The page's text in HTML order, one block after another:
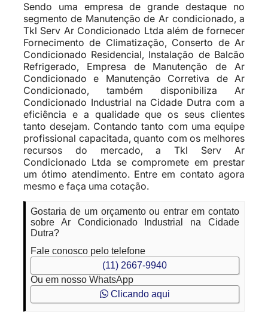
Sendo uma empresa de grande destaque no
segmento de Manutenção de Ar condicionado, a
Tkl Serv Ar Condicionado Ltda além de fornecer
Fornecimento de Climatização, Conserto de Ar
Condicionado Residencial, Instalação de Balcão
Refrigerado, Empresa de Manutenção de Ar
Condicionado e Manutenção Corretiva de Ar
Condicionado, também disponibiliza Ar
Condicionado Industrial na Cidade Dutra com a
eficiência e a qualidade que os seus clientes
tanto desejam. Contando tanto com uma equipe
profissional capacitada, quanto com os melhores
recursos do mercado, a Tkl Serv Ar
Condicionado Ltda se compromete em prestar
um ótimo atendimento. Entre em contato agora
mesmo e faça uma cotação.
Gostaria de um orçamento ou entrar em contato
sobre Ar Condicionado Industrial na Cidade
Dutra?
Fale conosco pelo telefone
(11) 2667-9940
Ou em nosso WhatsApp
Clicando aqui